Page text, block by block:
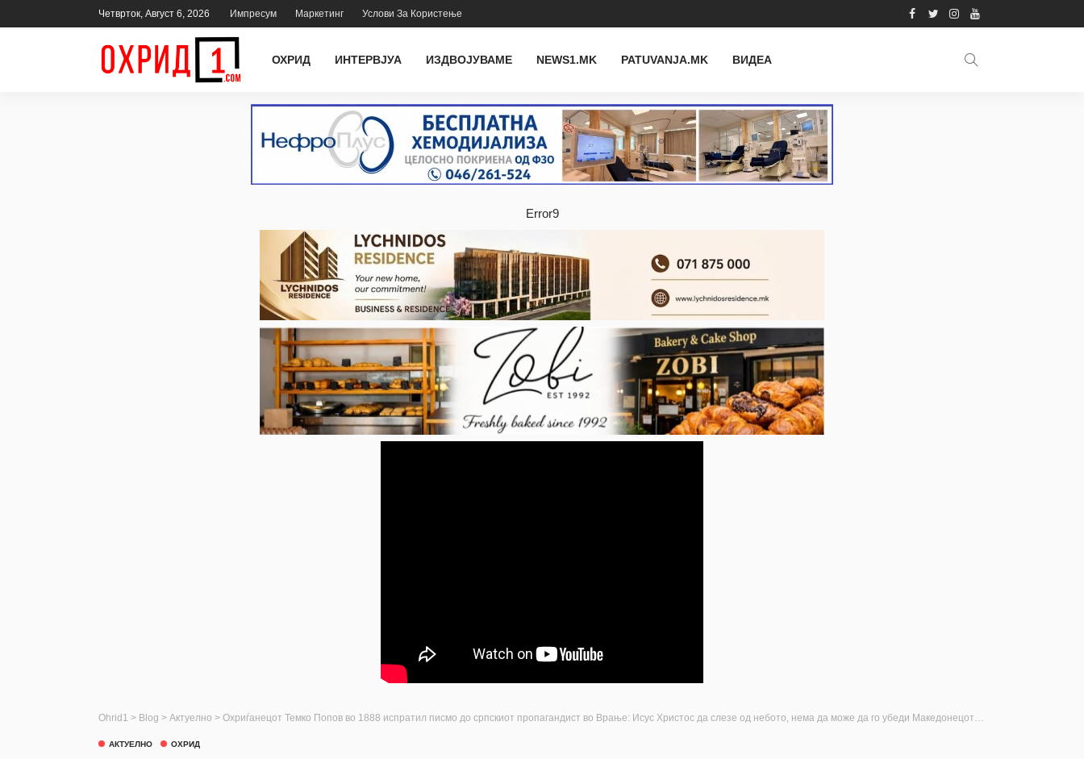
Четврток, Август 6, 2026 Импресум Маркетинг Услови За Користење
ОХРИД ИНТЕРВЈУА ИЗДВОЈУВАМЕ NEWS1.MK PATUVANJA.MK ВИДЕА
Error9
Ohrid1 > Blog > Актуелно > Охриѓанецот Темко Попов во 1888 испратил писмо до српскиот пропагандист во Врање: Исус Христос да слезе од небото, нема да може да го убеди Македонецот дека е Бугарин или Србин!
АКТУЕЛНО ОХРИД